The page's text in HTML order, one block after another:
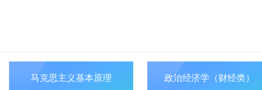
马克思主义基本原理 政治经济学（财经类）